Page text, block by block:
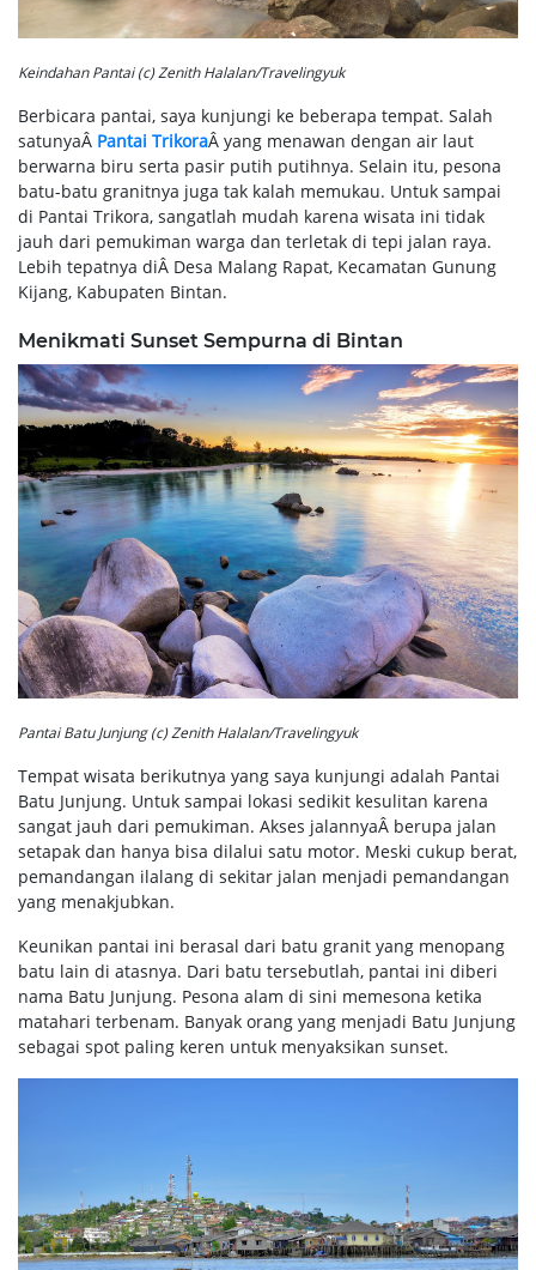
Keindahan Pantai (c) Zenith Halalan/Travelingyuk
Berbicara pantai, saya kunjungi ke beberapa tempat. Salah
satunyaÂ Pantai TrikoraÂ yang menawan dengan air laut
berwarna biru serta pasir putih putihnya. Selain itu, pesona
batu-batu granitnya juga tak kalah memukau. Untuk sampai
di Pantai Trikora, sangatlah mudah karena wisata ini tidak
jauh dari pemukiman warga dan terletak di tepi jalan raya.
Lebih tepatnya diÂ Desa Malang Rapat, Kecamatan Gunung
Kijang, Kabupaten Bintan.
Menikmati Sunset Sempurna di Bintan
Pantai Batu Junjung (c) Zenith Halalan/Travelingyuk
Tempat wisata berikutnya yang saya kunjungi adalah Pantai
Batu Junjung. Untuk sampai lokasi sedikit kesulitan karena
sangat jauh dari pemukiman. Akses jalannyaÂ berupa jalan
setapak dan hanya bisa dilalui satu motor. Meski cukup berat,
pemandangan ilalang di sekitar jalan menjadi pemandangan
yang menakjubkan.
Keunikan pantai ini berasal dari batu granit yang menopang
batu lain di atasnya. Dari batu tersebutlah, pantai ini diberi
nama Batu Junjung. Pesona alam di sini memesona ketika
matahari terbenam. Banyak orang yang menjadi Batu Junjung
sebagai spot paling keren untuk menyaksikan sunset.